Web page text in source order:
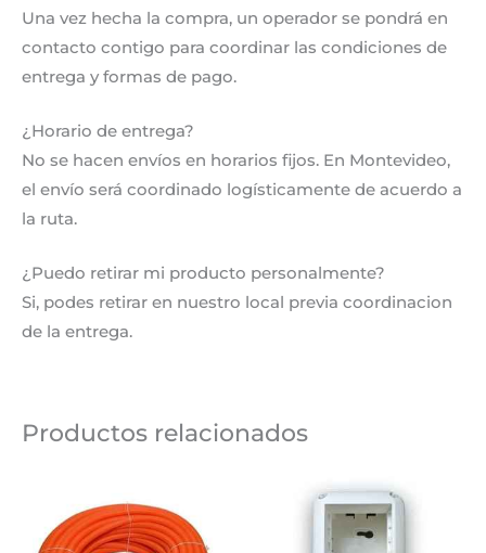
Una vez hecha la compra, un operador se pondrá en
contacto contigo para coordinar las condiciones de
entrega y formas de pago.
¿Horario de entrega?
No se hacen envíos en horarios fijos. En Montevideo,
el envío será coordinado logísticamente de acuerdo a
la ruta.
¿Puedo retirar mi producto personalmente?
Si, podes retirar en nuestro local previa coordinacion
de la entrega.
Productos relacionados